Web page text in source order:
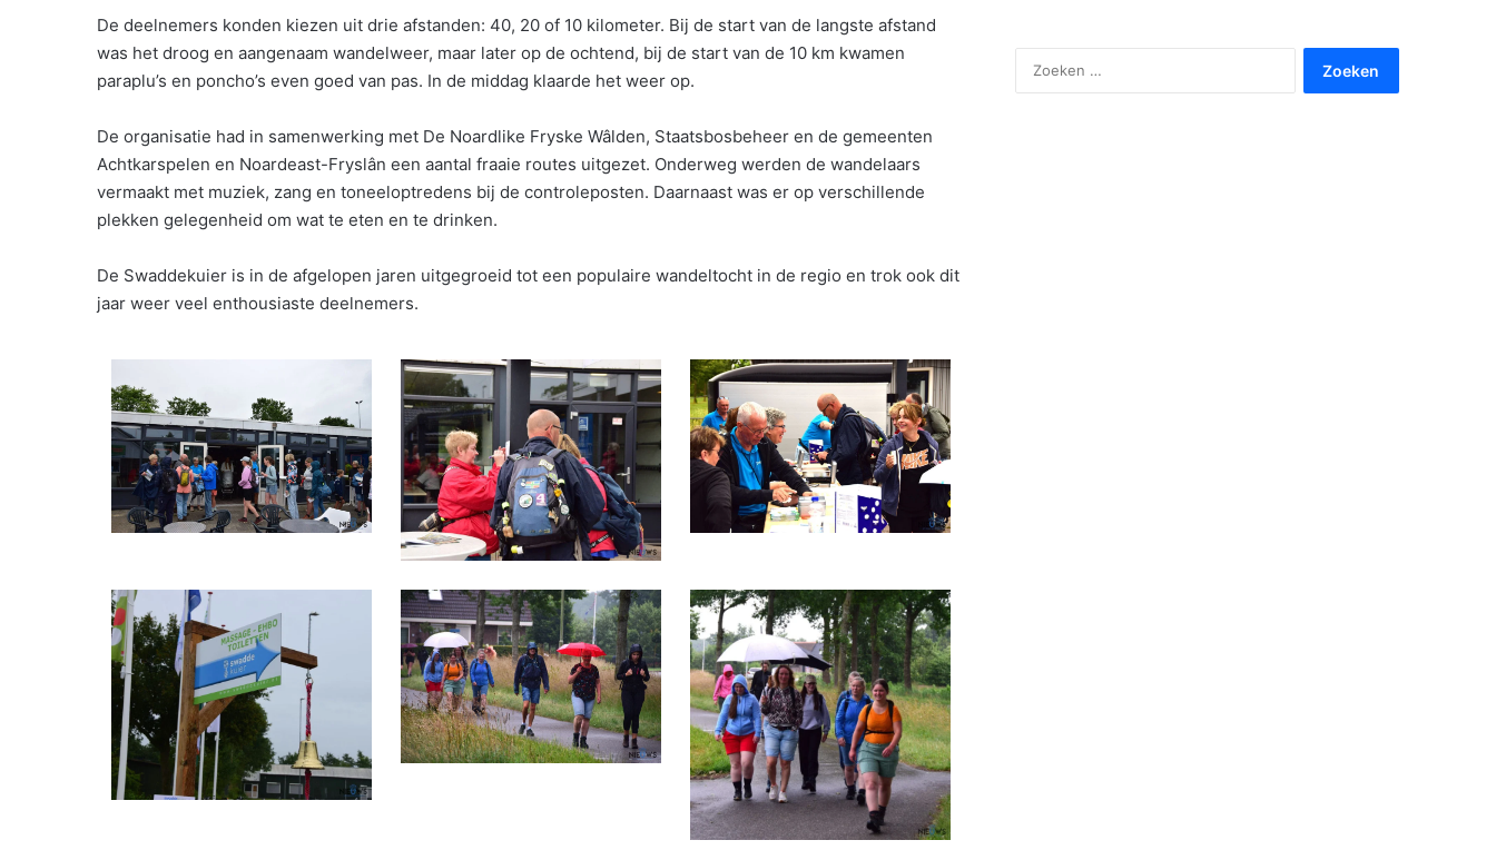
De deelnemers konden kiezen uit drie afstanden: 40, 20 of 10 kilometer. Bij de start van de langste afstand
was het droog en aangenaam wandelweer, maar later op de ochtend, bij de start van de 10 km kwamen
paraplu’s en poncho’s even goed van pas. In de middag klaarde het weer op.
De organisatie had in samenwerking met De Noardlike Fryske Wâlden, Staatsbosbeheer en de gemeenten
Achtkarspelen en Noardeast-Fryslân een aantal fraaie routes uitgezet. Onderweg werden de wandelaars
vermaakt met muziek, zang en toneeloptredens bij de controleposten. Daarnaast was er op verschillende
plekken gelegenheid om wat te eten en te drinken.
De Swaddekuier is in de afgelopen jaren uitgegroeid tot een populaire wandeltocht in de regio en trok ook dit
jaar weer veel enthousiaste deelnemers.
naar: